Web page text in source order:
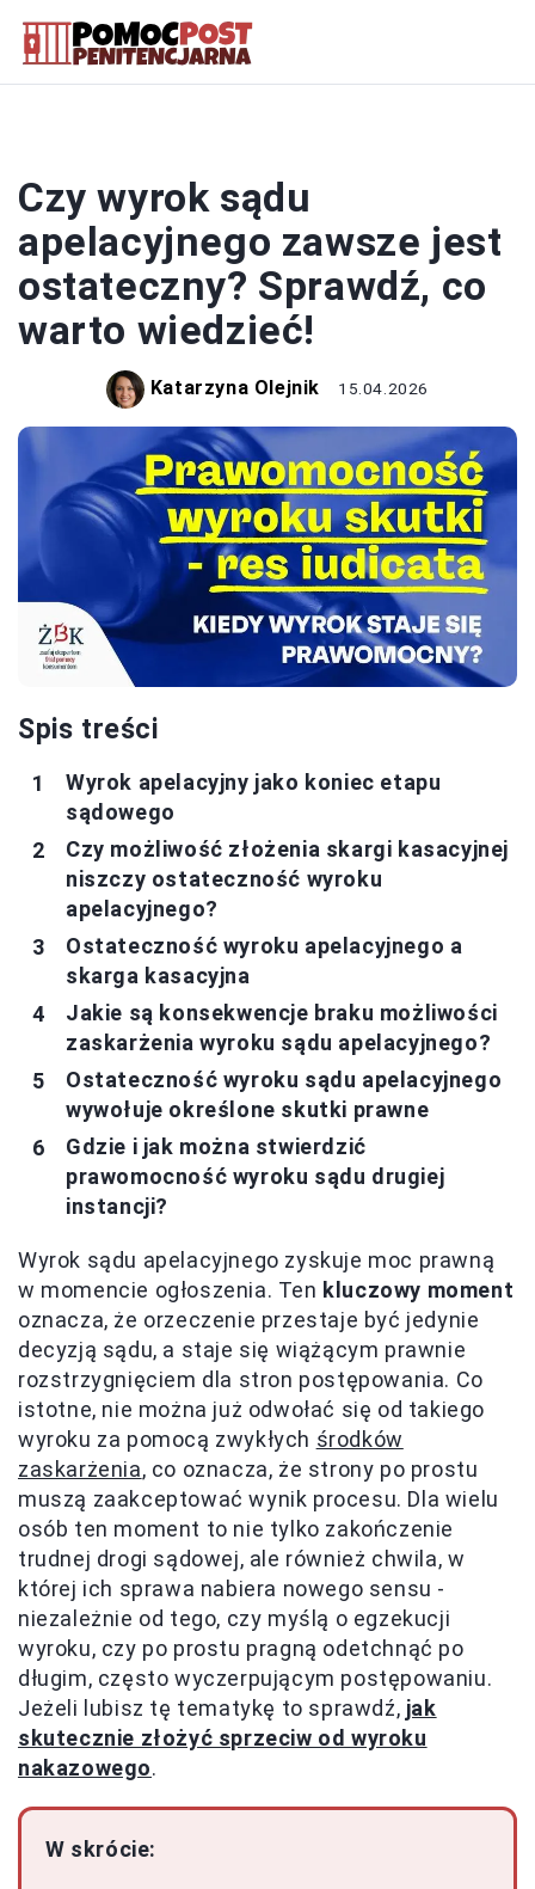
Czy wyrok sądu
apelacyjnego zawsze jest
ostateczny? Sprawdź, co
warto wiedzieć!
Katarzyna Olejnik 15.04.2026
Spis treści
Wyrok apelacyjny jako koniec etapu
sądowego
Czy możliwość złożenia skargi kasacyjnej
niszczy ostateczność wyroku
apelacyjnego?
Ostateczność wyroku apelacyjnego a
skarga kasacyjna
Jakie są konsekwencje braku możliwości
zaskarżenia wyroku sądu apelacyjnego?
Ostateczność wyroku sądu apelacyjnego
wywołuje określone skutki prawne
Gdzie i jak można stwierdzić
prawomocność wyroku sądu drugiej
instancji?
Wyrok sądu apelacyjnego zyskuje moc prawną
w momencie ogłoszenia. Ten kluczowy moment
oznacza, że orzeczenie przestaje być jedynie
decyzją sądu, a staje się wiążącym prawnie
rozstrzygnięciem dla stron postępowania. Co
istotne, nie można już odwołać się od takiego
wyroku za pomocą zwykłych środków
zaskarżenia, co oznacza, że strony po prostu
muszą zaakceptować wynik procesu. Dla wielu
osób ten moment to nie tylko zakończenie
trudnej drogi sądowej, ale również chwila, w
której ich sprawa nabiera nowego sensu -
niezależnie od tego, czy myślą o egzekucji
wyroku, czy po prostu pragną odetchnąć po
długim, często wyczerpującym postępowaniu.
Jeżeli lubisz tę tematykę to sprawdź, jak
skutecznie złożyć sprzeciw od wyroku
nakazowego.
W skrócie: